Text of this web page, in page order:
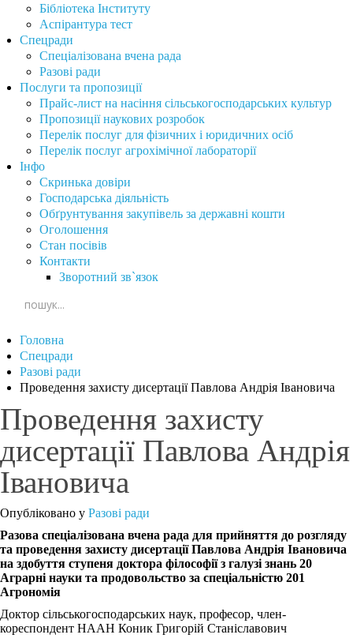
Бібліотека Інституту
Аспірантура тест
Спецради
Спеціалізована вчена рада
Разові ради
Послуги та пропозиції
Прайс-лист на насіння сільськогосподарських культур
Пропозиції наукових розробок
Перелік послуг для фізичних і юридичних осіб
Перелік послуг агрохімічної лабораторії
Інфо
Скринька довіри
Господарська діяльність
Обґрунтування закупівель за державні кошти
Оголошення
Стан посівів
Контакти
Зворотний зв`язок
Головна
Спецради
Разові ради
Проведення захисту дисертації Павлова Андрія Івановича
Проведення захисту
дисертації Павлова Андрія
Івановича
Опубліковано у Разові ради
Разова спеціалізована вчена рада для прийняття до розгляду
та проведення захисту дисертації Павлова Андрія Івановича
на здобуття ступеня доктора філософії з галузі знань 20
Аграрні науки та продовольство за спеціальністю 201
Агрономія
Доктор сільськогосподарських наук, професор, член-
кореспондент НААН Коник Григорій Станіславович